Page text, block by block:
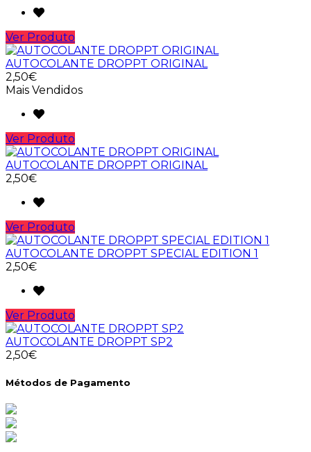
Ver Produto
AUTOCOLANTE DROPPT ORIGINAL
2,50€
Mais Vendidos
Ver Produto
AUTOCOLANTE DROPPT ORIGINAL
2,50€
Ver Produto
AUTOCOLANTE DROPPT SPECIAL EDITION 1
2,50€
Ver Produto
AUTOCOLANTE DROPPT SP2
2,50€
Métodos de Pagamento